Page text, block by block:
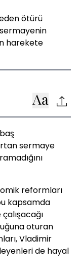
ötürü
sermayenin
harekete
sermaye
reformları
kapsamda
oturan
Vladimir
de hayal